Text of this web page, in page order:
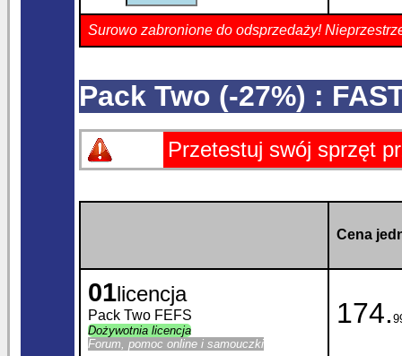
Surowo zabronione do odsprzedaży!
Pack Two (-27%) :
Przetestuj swój sprzęt
Cena
01licencja
Pack Two FEFS
Dożywotnia licencja
Forum, pomoc online i samouczki
174.